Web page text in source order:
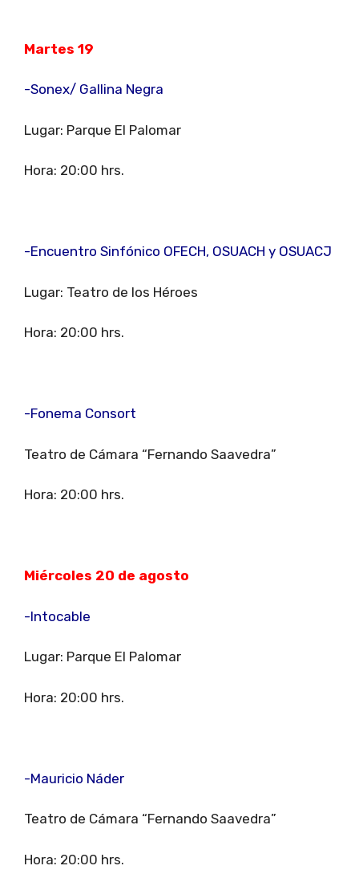
Martes 19
-Sonex/ Gallina Negra
Lugar: Parque El Palomar
Hora: 20:00 hrs.
-Encuentro Sinfónico OFECH, OSUACH y OSUACJ
Lugar: Teatro de los Héroes
Hora: 20:00 hrs.
-Fonema Consort
Teatro de Cámara “Fernando Saavedra”
Hora: 20:00 hrs.
Miércoles 20 de agosto
-Intocable
Lugar: Parque El Palomar
Hora: 20:00 hrs.
-Mauricio Náder
Teatro de Cámara “Fernando Saavedra”
Hora: 20:00 hrs.